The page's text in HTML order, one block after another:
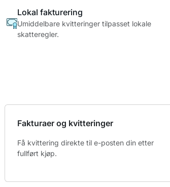
Lokal fakturering
Umiddelbare kvitteringer tilpasset lokale
skatteregler.
Fakturaer og kvitteringer
Få kvittering direkte til e-posten din etter
fullført kjøp.